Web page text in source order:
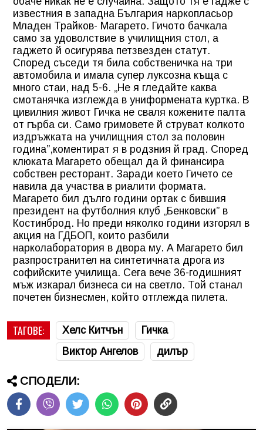
известния в западна България наркопласьор
Младен Трайков- Магарето. Гичото бачкала
само за удоволствие в училищния стол, а
гаджето й осигурява петзвезден статут.
Според съседи тя била собственичка на три
автомобила и имала супер луксозна къща с
много стаи, над 5-6. „Не я гледайте каква
смотанячка изглежда в униформената куртка. В
цивилния живот Гичка не сваля кожените палта
от гърба си. Само гримовете й струват колкото
издръжката на училищния стол за половин
година”,коментират я в родзния й град. Според
клюката Магарето обещал да й финансира
собствен ресторант. Заради което Гичето се
навила да участва в риалити формата.
Магарето бил дълго години ортак с бившия
президент на футболния клуб „Бенковски” в
Костинброд. Но преди няколко години изгорял в
акция на ГДБОП, които разбили
нарколаборатория в двора му. А Магарето бил
разпространител на синтетичната дрога из
софийските училища. Сега вече 36-годишният
мъж изкарал бизнеса си на светло. Той станал
почетен бизнесмен, който отглежда пилета.
ТАГОВЕ: Хелс Китчън
Гичка
Виктор Ангелов
дилър
СПОДЕЛИ: